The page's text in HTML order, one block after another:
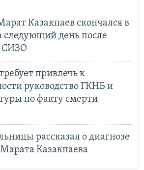
Казакпаев скончался в
следующий день после
СИЗО
привлечь к
руководство ГКНБ и
по факту смерти
рассказал о диагнозе
Казакпаева